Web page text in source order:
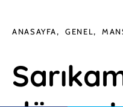
ANASAYFA GENEL